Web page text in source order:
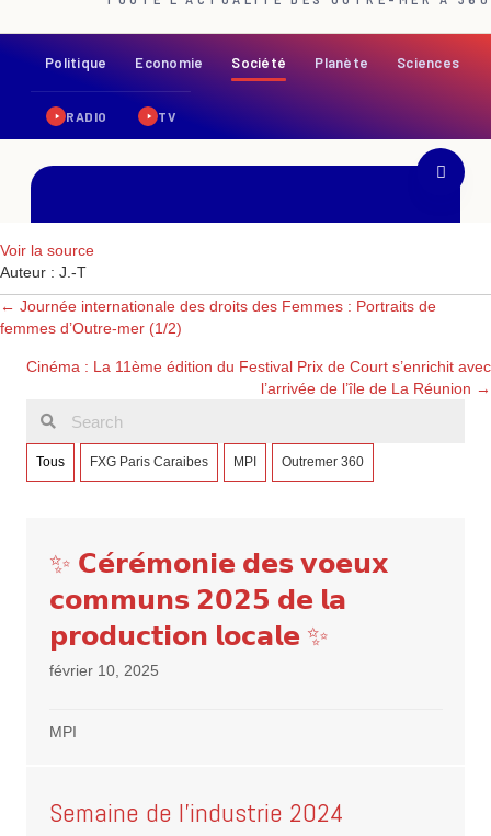
Voir la source
Auteur : J.-T
Posts
navigation
← Journée internationale des droits des Femmes : Portraits de
femmes d’Outre-mer (1/2)
Cinéma : La 11ème édition du Festival Prix de Court s’enrichit avec
l’arrivée de l’île de La Réunion →
Tous FXG Paris Caraibes MPI Outremer 360
✨ 𝗖𝗲́𝗿𝗲́𝗺𝗼𝗻𝗶𝗲 𝗱𝗲𝘀 𝘃𝗼𝗲𝘂𝘅
𝗰𝗼𝗺𝗺𝘂𝗻𝘀 𝟮𝟬𝟮𝟱 𝗱𝗲 𝗹𝗮
𝗽𝗿𝗼𝗱𝘂𝗰𝘁𝗶𝗼𝗻 𝗹𝗼𝗰𝗮𝗹𝗲 ✨
février 10, 2025
MPI
Semaine de l’industrie 2024